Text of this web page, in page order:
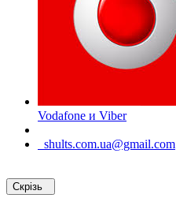
Vodafone и Viber
shults.com.ua@gmail.com
Скрізь